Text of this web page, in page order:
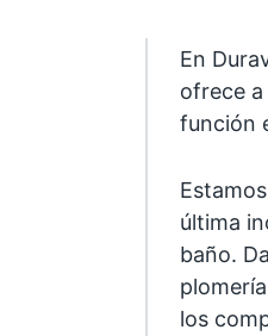
En
ofrece a
función
última
baño.
los